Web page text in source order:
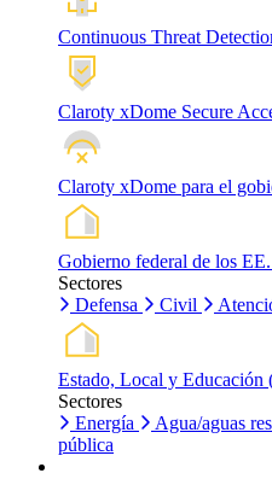
Continuous Threat
Claroty xDome Secure
Claroty xDome para el
Gobierno federal de los
Sectores
Defensa
Civil
Estado, Local y Educación
Sectores
Energía
Agua/aguas
pública